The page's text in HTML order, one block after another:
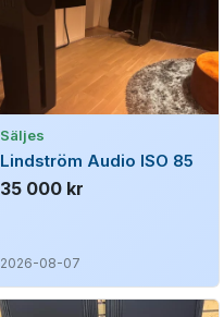
Säljes
Lindström Audio ISO 85
35 000 kr
2026-08-07